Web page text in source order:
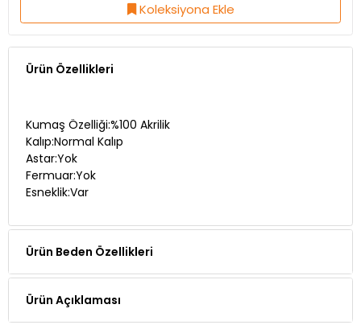
Koleksiyona Ekle
Ürün Özellikleri
Kumaş Özelliği:%100 Akrilik
Kalıp:Normal Kalıp
Astar:Yok
Fermuar:Yok
Esneklik:Var
Ürün Beden Özellikleri
Ürün Açıklaması